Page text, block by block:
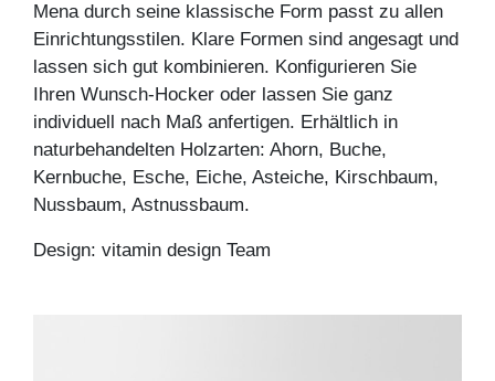
Mena durch seine klassische Form passt zu allen
Einrichtungsstilen. Klare Formen sind angesagt und
lassen sich gut kombinieren. Konfigurieren Sie
Ihren Wunsch-Hocker oder lassen Sie ganz
individuell nach Maß anfertigen. Erhältlich in
naturbehandelten Holzarten: Ahorn, Buche,
Kernbuche, Esche, Eiche, Asteiche, Kirschbaum,
Nussbaum, Astnussbaum.
Design: vitamin design Team